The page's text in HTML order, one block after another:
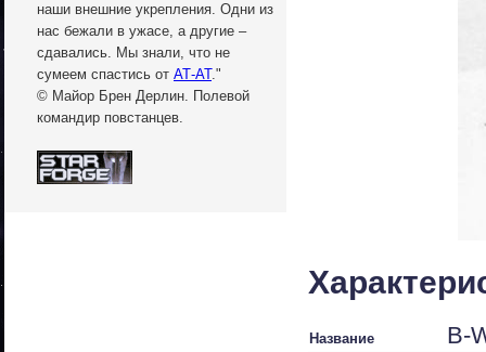
наши внешние укрепления. Одни из
нас бежали в ужасе, а другие –
сдавались. Мы знали, что не
сумеем спастись от АТ-АТ."
© Майор Брен Дерлин. Полевой
командир повстанцев.
Название B-